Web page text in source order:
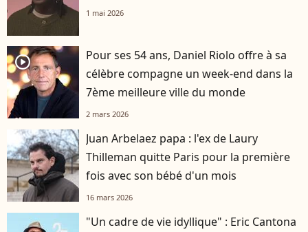
1 mai 2026
player2
Pour ses 54 ans, Daniel Riolo offre à sa
célèbre compagne un week-end dans la
7ème meilleure ville du monde
2 mars 2026
Juan Arbelaez papa : l'ex de Laury
Thilleman quitte Paris pour la première
fois avec son bébé d'un mois
16 mars 2026
"Un cadre de vie idyllique" : Eric Cantona